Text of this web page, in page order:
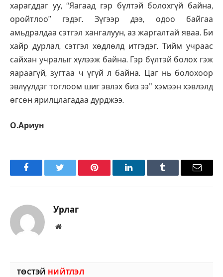
харагддаг уу, “Яагаад гэр бүлтэй болохгүй байна,
оройтлоо” гэдэг. Зүгээр дээ, одоо байгаа
амьдралдаа сэтгэл хангалуун, аз жаргалтай яваа. Би
хайр дурлал, сэтгэл хөдлөлд итгэдэг. Тийм учраас
сайхан учралыг хүлээж байна. Гэр бүлтэй болох гэж
яараагүй, зугтаа ч үгүй л байна. Цаг нь болохоор
эвлүүлдэг тоглоом шиг эвлэх биз ээ" хэмээн хэвлэлд
өгсөн ярилцлагадаа дурджээ.
О.Ариун
FacebookTwitter Pinterest LinkedInTumblr Имэйл
Урлаг
Вэбсайт
ТӨСТЭЙ НИЙТЛЭЛ